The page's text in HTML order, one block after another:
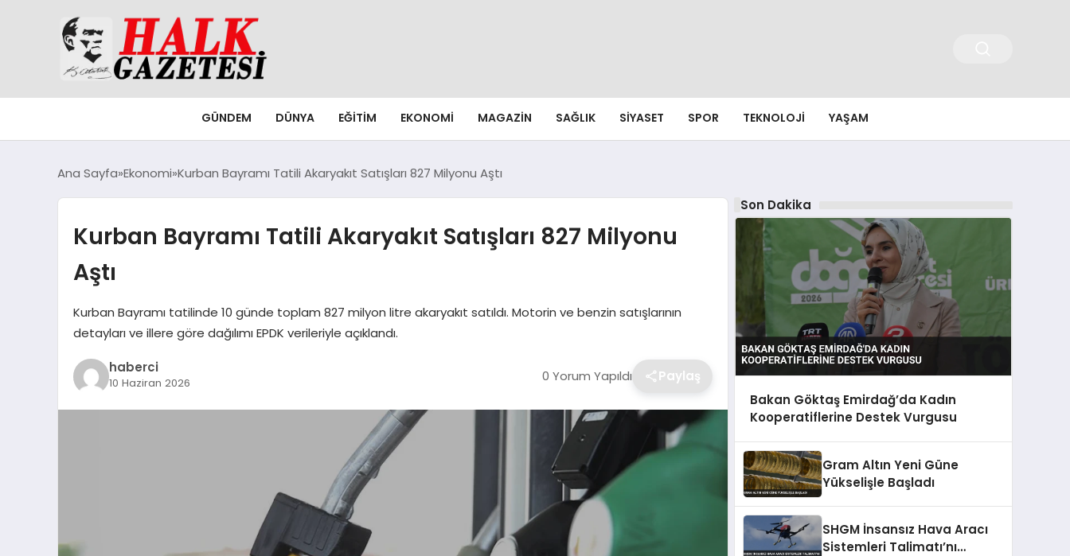
GÜNDEM DÜNYA EĞITIM EKONOMI MAGAZIN SAĞLIK SIYASET SPOR TEKNOLOJI YAŞAM
Ana Sayfa Ekonomi Kurban Bayramı Tatili Akaryakıt Satışları 827 Milyonu Aştı
Kurban Bayramı Tatili Akaryakıt Satışları 827 Milyonu
Aştı
Kurban Bayramı tatilinde 10 günde toplam 827 milyon litre akaryakıt satıldı. Motorin ve benzin satışlarının
detayları ve illere göre dağılımı EPDK verileriyle açıklandı.
haberci
10 Haziran 2026 0 Yorum Yapıldı Paylaş
Son Dakika
Bakan Göktaş Emirdağ’da Kadın
Kooperatiflerine Destek Vurgusu
Gram Altın Yeni Güne
Yükselişle Başladı
SHGM İnsansız Hava Aracı
Sistemleri Talimatı’nı